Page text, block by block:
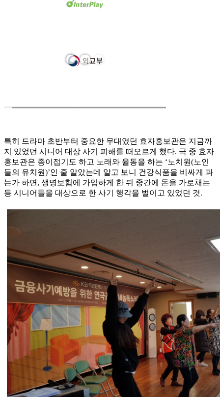
특히 드라마 초반부터 중요한 무대였던 효자홍보관은 지금까
지 있었던 시니어 대상 사기 피해를 떠오르게 했다. 극 중 효자
홍보관은 종이접기도 하고 노래와 율동을 하는 ‘노치원(노인
들의 유치원)’인 줄 알았는데 알고 보니 건강식품을 비싸게 파
는가 하면, 생명보험에 가입하게 한 뒤 중간에 돈을 가로채는
등 시니어들을 대상으로 한 사기 행각을 벌이고 있었던 것.